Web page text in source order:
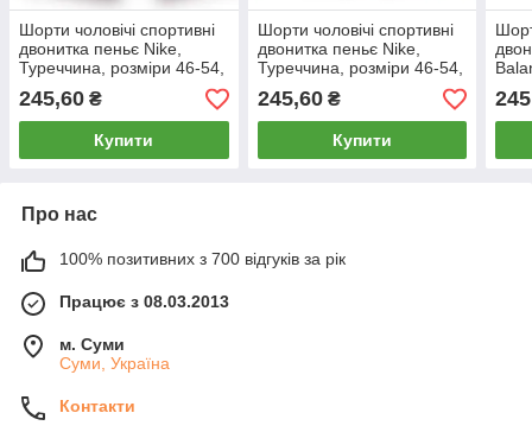
Шорти чоловічі спортивні
двонитка пеньє Nike,
Туреччина, розміри 46-54,
сірі, 013253
245,60 ₴
Купити
Шорти чоловічі спортивні
двонитка пеньє Nike,
Туреччина, розміри 46-54,
темно-сині, 011502
245,60₴
Купити
Про нас
100% позитивних з 700 відгуків за рік
Працює з 08.03.2013
м. Суми
Суми, Україна
Контакти